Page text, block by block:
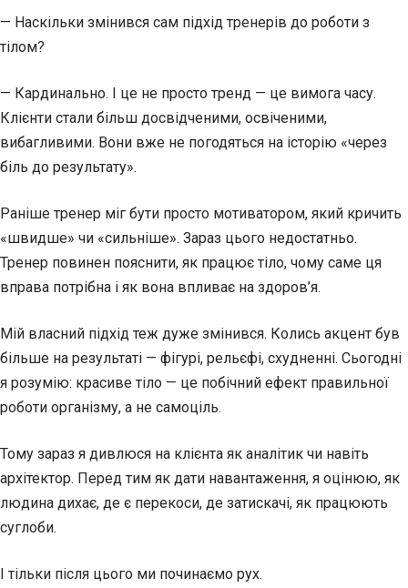
— Наскільки змінився сам підхід тренерів до роботи з
тілом?
— Кардинально. І це не просто тренд — це вимога часу.
Клієнти стали більш досвідченими, освіченими,
вибагливими. Вони вже не погодяться на історію «через
біль до результату».
Раніше тренер міг бути просто мотиватором, який кричить
«швидше» чи «сильніше». Зараз цього недостатньо.
Тренер повинен пояснити, як працює тіло, чому саме ця
вправа потрібна і як вона впливає на здоров’я.
Мій власний підхід теж дуже змінився. Колись акцент був
більше на результаті — фігурі, рельєфі, схудненні. Сьогодні
я розумію: красиве тіло — це побічний ефект правильної
роботи організму, а не самоціль.
Тому зараз я дивлюся на клієнта як аналітик чи навіть
архітектор. Перед тим як дати навантаження, я оцінюю, як
людина дихає, де є перекоси, де затискачі, як працюють
суглоби.
І тільки після цього ми починаємо рух.